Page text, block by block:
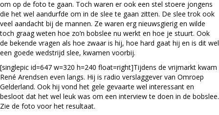
om op de foto te gaan. Toch waren er ook een stel stoere jongens
die het wel aandurfde om in de slee te gaan zitten. De slee trok ook
veel aandacht bij de mannen. Ze waren erg nieuwsgierig en wilde
toch graag weten hoe zo’n bobslee nu werkt en hoe je stuurt. Ook
de bekende vragen als hoe zwaar is hij, hoe hard gaat hij en is dit wel
een goede wedstrijd slee, kwamen voorbij.
[singlepic id=647 w=320 h=240 float=right]Tijdens de vrijmarkt kwam
René Arendsen even langs. Hij is radio verslaggever van Omroep
Gelderland. Ook hij vond het gele gevaarte wel interessant en
besloot dat het wel leuk was om een interview te doen in de bobslee.
Zie de foto voor het resultaat.